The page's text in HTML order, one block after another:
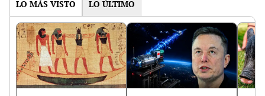
LO MÁS VISTO LO ÚLTIMO